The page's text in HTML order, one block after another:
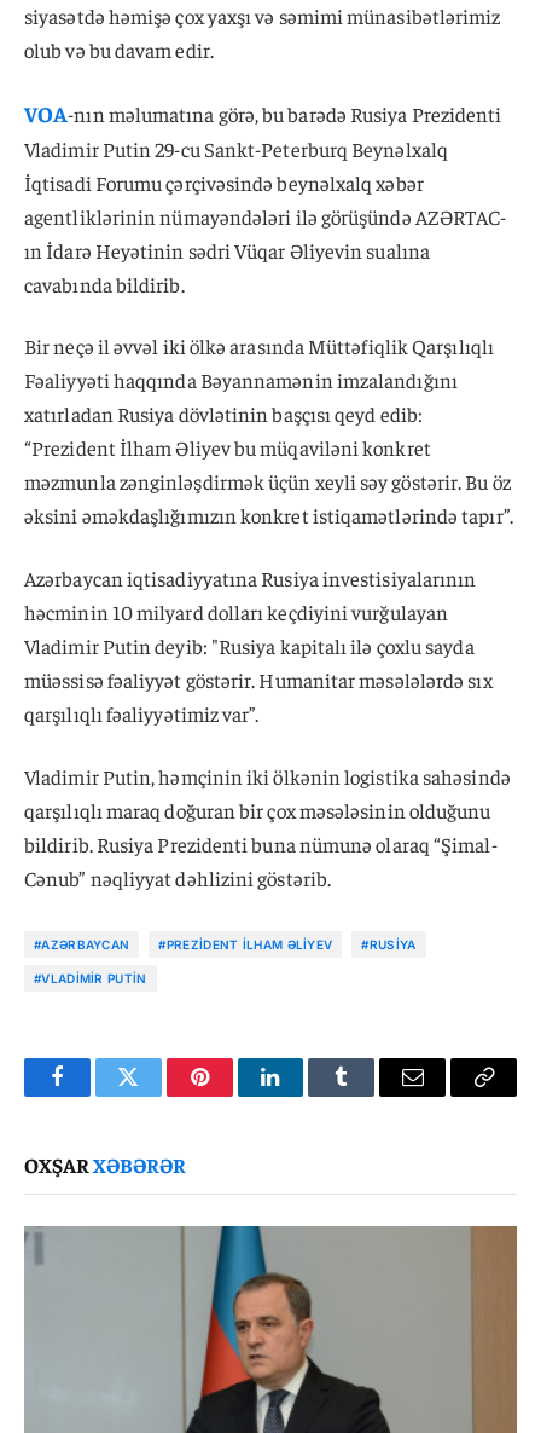
siyasətdə həmişə çox yaxşı və səmimi münasibətlərimiz
olub və bu davam edir.
VOA-nın məlumatına görə, bu barədə Rusiya Prezidenti
Vladimir Putin 29-cu Sankt-Peterburq Beynəlxalq
İqtisadi Forumu çərçivəsində beynəlxalq xəbər
agentliklərinin nümayəndələri ilə görüşündə AZƏRTAC-
ın İdarə Heyətinin sədri Vüqar Əliyevin sualına
cavabında bildirib.
Bir neçə il əvvəl iki ölkə arasında Müttəfiqlik Qarşılıqlı
Fəaliyyəti haqqında Bəyannamənin imzalandığını
xatırladan Rusiya dövlətinin başçısı qeyd edib:
“Prezident İlham Əliyev bu müqaviləni konkret
məzmunla zənginləşdirmək üçün xeyli səy göstərir. Bu öz
əksini əməkdaşlığımızın konkret istiqamətlərində tapır”.
Azərbaycan iqtisadiyyatına Rusiya investisiyalarının
həcminin 10 milyard dolları keçdiyini vurğulayan
Vladimir Putin deyib: "Rusiya kapitalı ilə çoxlu sayda
müəssisə fəaliyyət göstərir. Humanitar məsələlərdə sıx
qarşılıqlı fəaliyyətimiz var”.
Vladimir Putin, həmçinin iki ölkənin logistika sahəsində
qarşılıqlı maraq doğuran bir çox məsələsinin olduğunu
bildirib. Rusiya Prezidenti buna nümunə olaraq “Şimal-
Cənub” nəqliyyat dəhlizini göstərib.
#AZƏRBAYCAN #PREZIDENT İLHAM ƏLIYEV #RUSIYA
#VLADIMIR PUTIN
FacebookTwitter PinterestLinkedInTumblr Email
Copy
OXŞARXƏBƏRƏR